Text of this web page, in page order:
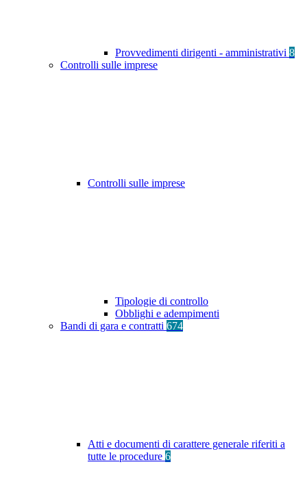
Provvedimenti dirigenti - amministrativi 8
Controlli sulle imprese
Controlli sulle imprese
Tipologie di controllo
Obblighi e adempimenti
Bandi di gara e contratti 674
Atti e documenti di carattere generale riferiti a
tutte le procedure 6